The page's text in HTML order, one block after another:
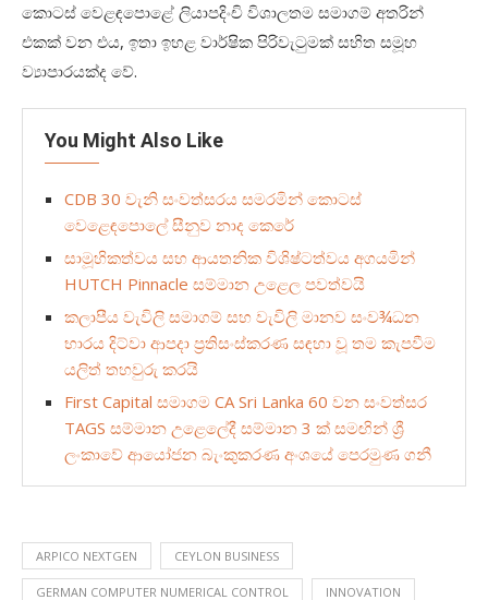
කොටස් වෙළඳපොළේ ලියාපදිංචි විශාලතම සමාගම් අතරින්
එකක් වන එය, ඉතා ඉහළ වාර්ෂික පිරිවැටුමක් සහිත සමූහ
ව්‍යාපාරයක්ද වේ.
You Might Also Like
CDB 30 වැනි සංවත්සරය සමරමින් කොටස්
වෙළෙඳපොලේ සීනුව නාද කෙරේ
සාමූහිකත්වය සහ ආයතනික විශිෂ්ටත්වය අගයමින්
HUTCH Pinnacle සම්මාන උළෙල පවත්වයි
කලාපීය වැවිලි සමාගම් සහ වැවිලි මානව සංව¾ධන
භාරය දිට්වා ආපදා ප්‍රතිසංස්කරණ සඳහා වූ තම කැපවීම
යලිත් තහවුරු කරයි
First Capital සමාගම CA Sri Lanka 60 වන සංවත්සර
TAGS සම්මාන උළෙලේදී සම්මාන 3 ක් සමඟින් ශ්‍රී
ලංකාවේ ආයෝජන බැංකුකරණ අංශයේ පෙරමුණ ගනී
ARPICO NEXTGEN CEYLON BUSINESS
GERMAN COMPUTER NUMERICAL CONTROL INNOVATION